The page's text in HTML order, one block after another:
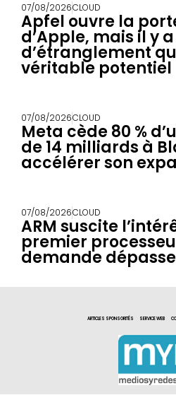
07/08/2026CLOUD
Apfel ouvre la
d’Apple, mais il y
d’étranglement
véritable potentiel
07/08/2026CLOUD
Meta cède 80 %
de 14 milliards à
accélérer son
07/08/2026CLOUD
ARM suscite
premier
demande
ARTICLES SPONSORITÉS SERVICE WEB